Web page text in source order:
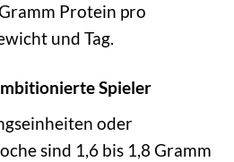
Protein pro
und Tag.
Spieler
oder
sind 1,6 bis 1,8 Gramm